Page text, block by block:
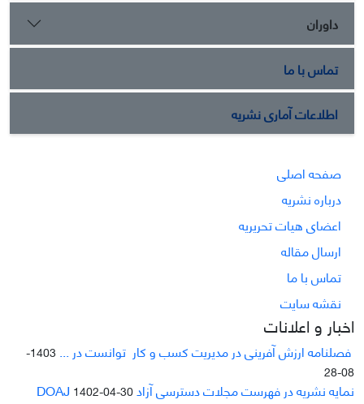
داوران
تماس با ما
اطلاعات آماری نشریه
صفحه اصلی
درباره نشریه
اعضای هیات تحریریه
ارسال مقاله
تماس با ما
نقشه سایت
اخبار و اعلانات
فصلنامه ارزش آفرینی در مدیریت کسب و کار توانست در ...
1403-
08-28
نمایه نشریه در فهرست مجلات دسترسی آزاد DOAJ1402-04-30